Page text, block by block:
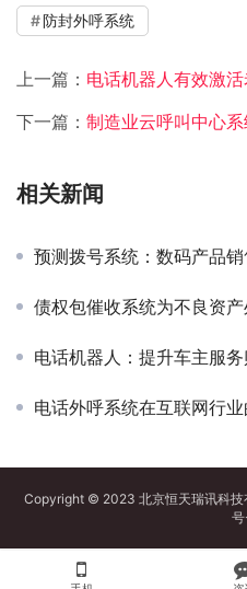
防封外呼系统
上一篇： 电话机器人有效激
下一篇： 制造业云呼叫中心系统
相关新闻
预测拨号系统：数码产品
债权包催收系统为不良资
电话机器人：提升车主服
电话外呼系统在互联网行
Copyright © 2023 北京恒天瑞讯科技